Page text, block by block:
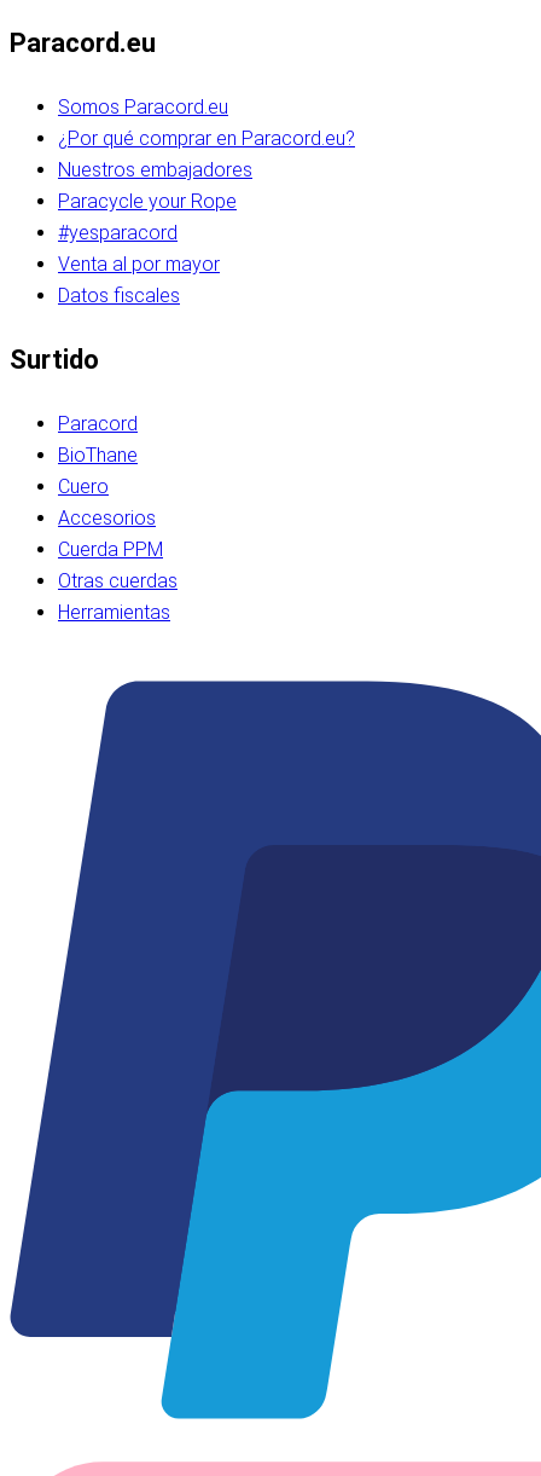
Paracord.eu
Somos Paracord.eu
¿Por qué comprar en Paracord.eu?
Nuestros embajadores
Paracycle your Rope
#yesparacord
Venta al por mayor
Datos fiscales
Surtido
Paracord
BioThane
Cuero
Accesorios
Cuerda PPM
Otras cuerdas
Herramientas